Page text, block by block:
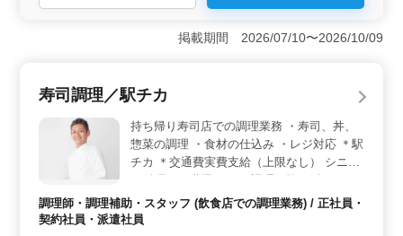
＜経験を活かせる寿し店での調理補助業務＞ ネタの準
備や食材の下処理、盛り付け、提供、洗い物を担当しま
す。調理経験を活かし、即戦力として活躍できま
す。完全週休2日シフト制で、十分な休みを取りながらプ
ライベートとも両立しやすい環境です。 ＜駅徒歩圏
内＆車通勤も可能で通いやすい＞ 駅から徒歩圏内で通
勤しやすく、マイカー通勤も可能です。交通費支給に加
え、各種保険完備で安心して勤務できる待遇がそろって
います。
掲載期間 2026/07/10〜2026/10/09
寿司調理／駅チカ
持ち帰り寿司店での調理業務 ・寿司、丼、
惣菜の調理 ・食材の仕込み ・レジ対応 ＊駅
チカ ＊交通費実費支給（上限なし） シニア
て、寿司店で活躍してみませんか？
調理師・調理補助・スタッフ (飲食店での調理業務) / 正社員・
契約社員・派遣社員